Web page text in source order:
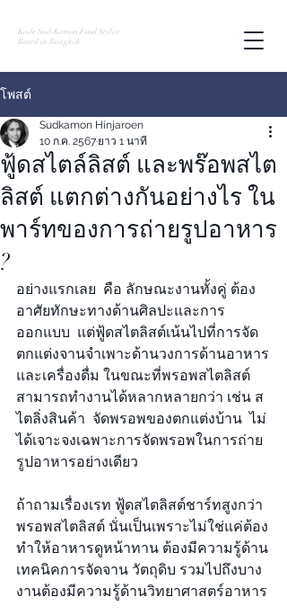
Kade Sud-Kamon Food Stylist
Based in Bangkok
โพสต์
ฟู้ดสไตล์ลิสต์ และพร๊อพสไต
ลิสต์ แตกต่างกันอย่างไร ใน
พาร์ทของการถ่ายรูปอาหาร
?
Sudkamon Hinjaroen
10 ก.ค. 2567 ยาว 1 นาที
อย่างแรกเลย  คือ ลักษณะงานทั้งคู่ ต้อง
อาศัยทักษะทางด้านศิลปะและการ
ออกแบบ  แต่ฟู้ดสไตลิสต์เน้นไปที่การจัด
ตกแต่งจานจำเพาะด้านวงการด้านอาหาร
และเครื่องดื่ม ในขณะที่พรอพสไตลิสต์
สามารถทำงานได้หลากหลายกว่า เช่น ส
ไตลิ่งสินค้า  จัดพรอพของตกแต่งบ้าน  ไม่
ได้เจาะจงเฉพาะการจัดพรอพในการถ่าย
รูปอาหารอย่างเดียว
ถ้าถามเรื่องเรท ฟู้ดสไตลิสต์ชาร์ทสูงกว่า
พรอพสไตลิสต์ นั่นเป็นเพราะไม่ใช่แค่ต้อง
ทำให้อาหารดูหน้าทาน ต้องมีความรู้ด้าน
เทคนิคการจัดจาน วัตถุดิบ รวมไปถึงบาง
งานต้องมีความรู้ด้านวิทยาศาสตร์อาหาร